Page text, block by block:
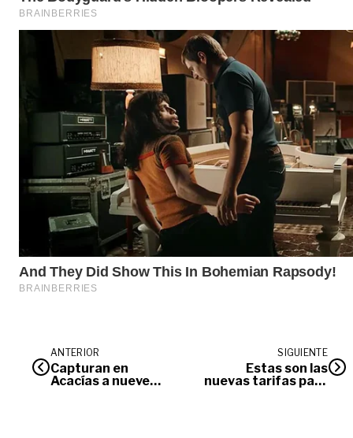
ANTERIOR
Capturan en
Acacías a nueve
SIGUIENTE
Estas son las
nuevas tarifas para